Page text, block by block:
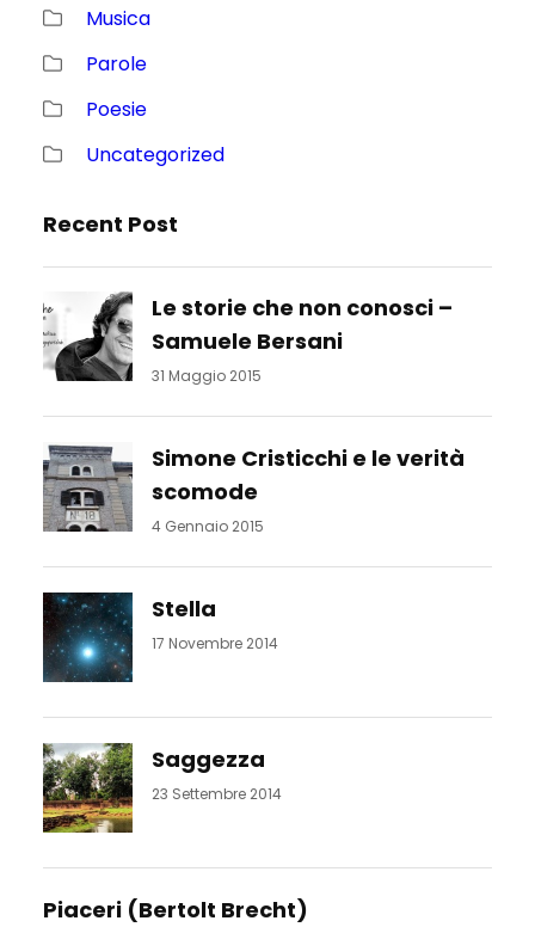
Musica
Parole
Poesie
Uncategorized
Recent Post
Le storie che non conosci –
Samuele Bersani
31 Maggio 2015
Simone Cristicchi e le verità
scomode
4 Gennaio 2015
Stella
17 Novembre 2014
Saggezza
23 Settembre 2014
Piaceri (Bertolt Brecht)